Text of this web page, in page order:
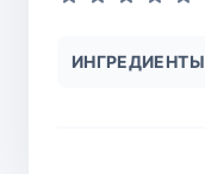
ИНГРЕДИЕНТЫ